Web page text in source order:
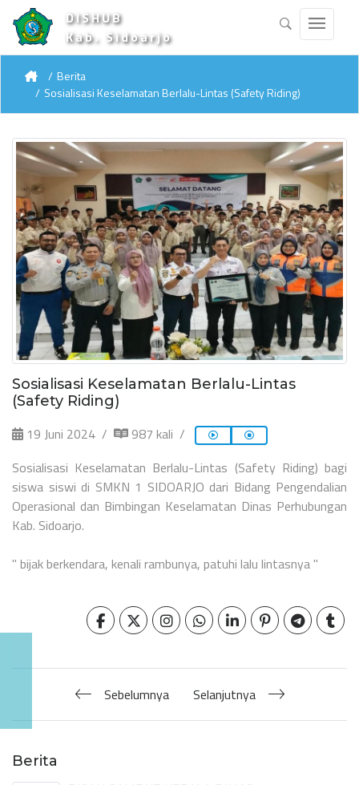
DISHUB
Kab. Sidoarjo
Berita
Sosialisasi Keselamatan Berlalu-Lintas (Safety Riding)
Sosialisasi Keselamatan Berlalu-Lintas
(Safety Riding)
19 Juni 2024
987 kali
Sosialisasi Keselamatan Berlalu-Lintas (Safety Riding) bagi
siswa siswi di SMKN 1 SIDOARJO dari Bidang Pengendalian
Operasional dan Bimbingan Keselamatan Dinas Perhubungan
Kab. Sidoarjo.
" bijak berkendara, kenali rambunya, patuhi lalu lintasnya "
Sebelumnya Selanjutnya
Berita